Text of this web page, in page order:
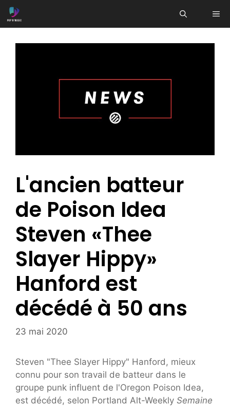
Aller
au
L'ancien batteur
de Poison Idea
Steven «Thee
Slayer Hippy»
Hanford est
décédé à 50 ans
23 mai 2020
Steven "Thee Slayer Hippy" Hanford, mieux
connu pour son travail de batteur dans le
groupe punk influent de l'Oregon Poison Idea,
est décédé, selon Portland Alt-Weekly Semaine